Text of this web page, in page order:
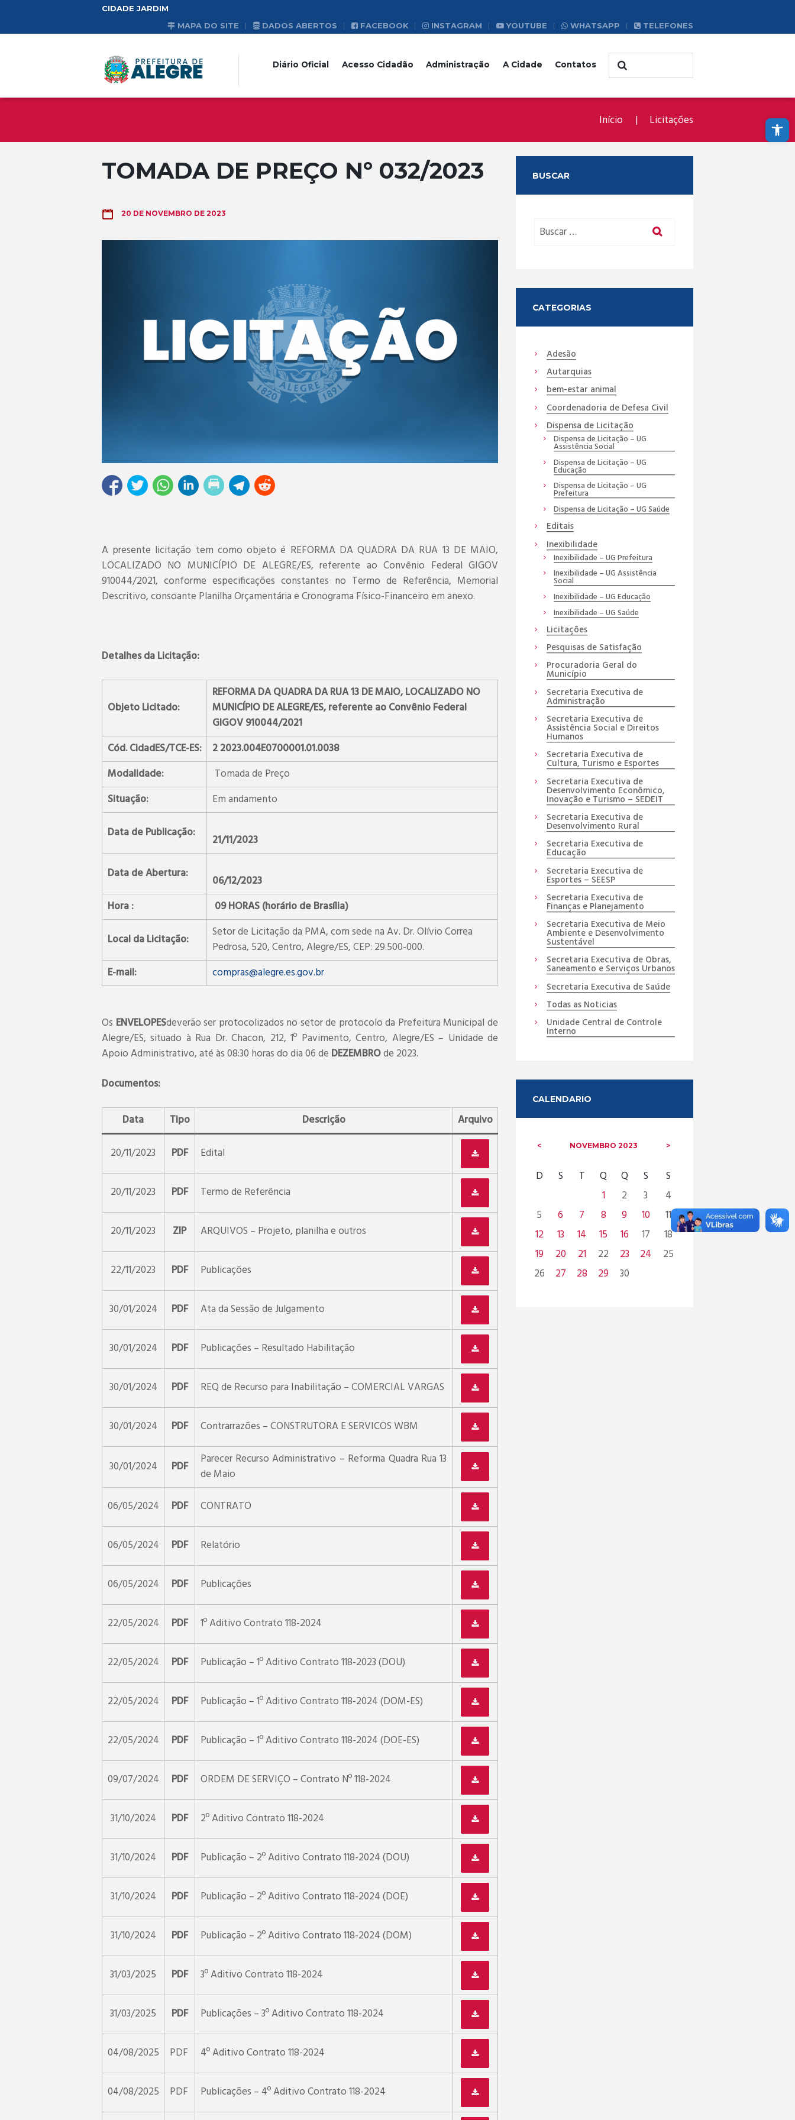
Abrir a barra de ferramentas
CIDADE JARDIM
MAPA DO SITE
DADOS ABERTOS FACEBOOK INSTAGRAM YOUTUBE WHATSAPP TELEFONES
Diário Oficial Acesso Cidadão Administração A Cidade Contatos
Início Licitações
TOMADA DE PREÇO Nº 032/2023
20 DE NOVEMBRO DE 2023
A presente licitação tem como objeto é REFORMA DA QUADRA DA RUA 13 DE MAIO,
LOCALIZADO NO MUNICÍPIO DE ALEGRE/ES, referente ao Convênio Federal GIGOV
910044/2021, conforme especificações constantes no Termo de Referência, Memorial
Descritivo, consoante Planilha Orçamentária e Cronograma Físico-Financeiro em anexo.
Detalhes da Licitação:
Objeto Licitado:
REFORMA DA QUADRA DA RUA 13 DE MAIO, LOCALIZADO NO
MUNICÍPIO DE ALEGRE/ES, referente ao Convênio Federal
GIGOV 910044/2021
Cód. CidadES/TCE-ES:
2 2023.004E0700001.01.0038
Modalidade:
Tomada de Preço
Situação:
Em andamento
Data de Publicação: 21/11/2023
Data de Abertura:
06/12/2023
Hora :
09 HORAS (horário de Brasília)
Local da Licitação:
Setor de Licitação da PMA, com sede na Av. Dr. Olívio Correa
Pedrosa, 520, Centro, Alegre/ES, CEP: 29.500-000.
E-mail:
compras@alegre.es.gov.br
Os ENVELOPESdeverão ser protocolizados no setor de protocolo da Prefeitura Municipal de
Alegre/ES, situado à Rua Dr. Chacon, 212, 1º Pavimento, Centro, Alegre/ES – Unidade de
Apoio Administrativo, até às 08:30 horas do dia 06 de DEZEMBROde 2023.
Documentos:
Data Tipo Descrição Arquivo
20/11/2023 PDF Edital
20/11/2023 PDF Termo de Referência
20/11/2023 ZIP ARQUIVOS – Projeto, planilha e outros
22/11/2023 PDF Publicações
30/01/2024 PDF Ata da Sessão de Julgamento
30/01/2024 PDF Publicações – Resultado Habilitação
30/01/2024 PDF REQ de Recurso para Inabilitação – COMERCIAL VARGAS
30/01/2024 PDF Contrarrazões – CONSTRUTORA E SERVICOS WBM
30/01/2024 PDF
Parecer Recurso Administrativo – Reforma Quadra Rua 13
de Maio
06/05/2024
PDF CONTRATO
06/05/2024 PDF Relatório
06/05/2024 PDF Publicações
22/05/2024 PDF 1º Aditivo Contrato 118-2024
22/05/2024 PDF Publicação – 1º Aditivo Contrato 118-2023 (DOU)
22/05/2024 PDF Publicação – 1º Aditivo Contrato 118-2024 (DOM-ES)
22/05/2024 PDF Publicação – 1º Aditivo Contrato 118-2024 (DOE-ES)
09/07/2024 PDF ORDEM DE SERVIÇO – Contrato Nº 118-2024
31/10/2024 PDF 2º Aditivo Contrato 118-2024
31/10/2024 PDF Publicação – 2º Aditivo Contrato 118-2024 (DOU)
31/10/2024 PDF Publicação – 2º Aditivo Contrato 118-2024 (DOE)
31/10/2024 PDF Publicação – 2º Aditivo Contrato 118-2024 (DOM)
31/03/2025 PDF 3º Aditivo Contrato 118-2024
31/03/2025 PDF Publicações – 3º Aditivo Contrato 118-2024
04/08/2025 PDF 4º Aditivo Contrato 118-2024
04/08/2025 PDF Publicações – 4º Aditivo Contrato 118-2024
BUSCAR
CATEGORIAS
Adesão
Autarquias
bem-estar animal
Coordenadoria de Defesa Civil
Dispensa de Licitação
Dispensa de Licitação – UG
Assistência Social
Dispensa de Licitação – UG
Educação
Dispensa de Licitação – UG
Prefeitura
Dispensa de Licitação – UG Saúde
Editais
Inexibilidade
Inexibilidade – UG Prefeitura
Inexibilidade – UG Assistência
Social
Inexibilidade – UG Educação
Inexibilidade – UG Saúde
Licitações
Pesquisas de Satisfação
Procuradoria Geral do
Município
Secretaria Executiva de
Administração
Secretaria Executiva de
Assistência Social e Direitos
Humanos
Secretaria Executiva de
Cultura, Turismo e Esportes
Secretaria Executiva de
Desenvolvimento Econômico,
Inovação e Turismo – SEDEIT
Secretaria Executiva de
Desenvolvimento Rural
Secretaria Executiva de
Educação
Secretaria Executiva de
Esportes – SEESP
Secretaria Executiva de
Finanças e Planejamento
Secretaria Executiva de Meio
Ambiente e Desenvolvimento
Sustentável
Secretaria Executiva de Obras,
Saneamento e Serviços Urbanos
Secretaria Executiva de Saúde
Todas as Noticias
Unidade Central de Controle
Interno
CALENDARIO
NOVEMBRO 2023
D S T Q Q S
S
1
2 3
4
5
6 7 8 9 10
11
12
13 14 15 16 17
18
19
20 21 22 23 24
25
26
27 28 29 30